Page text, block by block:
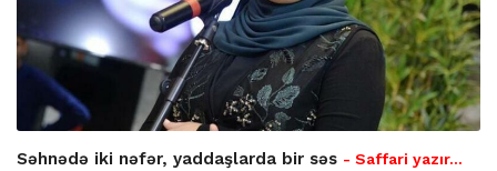
Səhnədə iki nəfər, yaddaşlarda bir səs - Saffari yazır…